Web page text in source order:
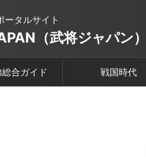
ータルサイト
（武将ジャパン）
合ガイド 戦国時代